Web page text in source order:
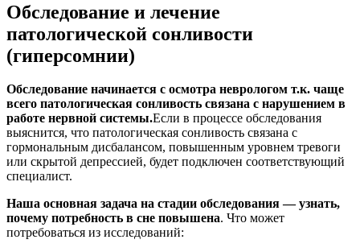
Обследование и лечение
патологической сонливости
(гиперсомнии)
Обследование начинается с осмотра неврологом т.к. чаще
всего патологическая сонливость связана с нарушением в
работе нервной системы.Если в процессе обследования
выяснится, что патологическая сонливость связана с
гормональным дисбалансом, повышенным уровнем тревоги
или скрытой депрессией, будет подключен соответствующий
специалист.
Наша основная задача на стадии обследования — узнать,
почему потребность в сне повышена. Что может
потребоваться из исследований: